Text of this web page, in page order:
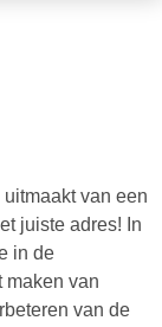
van een
juiste adres! In
in de
maken van
van de